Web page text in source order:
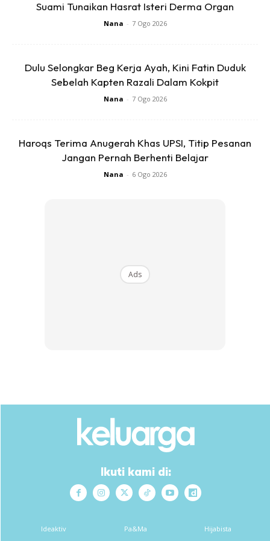
Potong dan kurangkan dekat belanja yang rasa tak perlu.
Waktu ini, tepuk pipi dan sedarlah dari mimpi. Yang anda
sedang menarah bukit yang tak wujud pun sebenarnya.
Berapa amaun yang kena simpan?
JUMLAH GAJI – (KOMITMEN + BELANJA) =SIMPAN
elaun/bonus. Tempat yang sepatutnya adalah pada
Suami Tunaikan Hasrat Isteri Derma Organ
Nana - 7 Ogo 2026
Dulu Selongkar Beg Kerja Ayah, Kini Fatin Duduk
Sebelah Kapten Razali Dalam Kokpit
Nana - 7 Ogo 2026
Haroqs Terima Anugerah Khas UPSI, Titip Pesanan
Jangan Pernah Berhenti Belajar
Nana - 6 Ogo 2026
Ads
Ikuti kami di:
Ideaktiv Pa&Ma Hijabista